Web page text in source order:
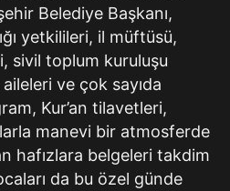
Belediye Başkanı,
yetkilileri, il müftüsü,
sivil toplum kuruluşu
ve çok sayıda
Kur’an tilavetleri,
manevi bir atmosferde
hafızlara belgeleri takdim
da bu özel günde